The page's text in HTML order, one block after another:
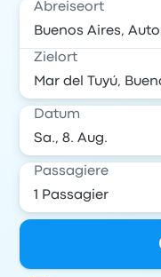
Abreiseort
Zielort
Datum
Passagiere